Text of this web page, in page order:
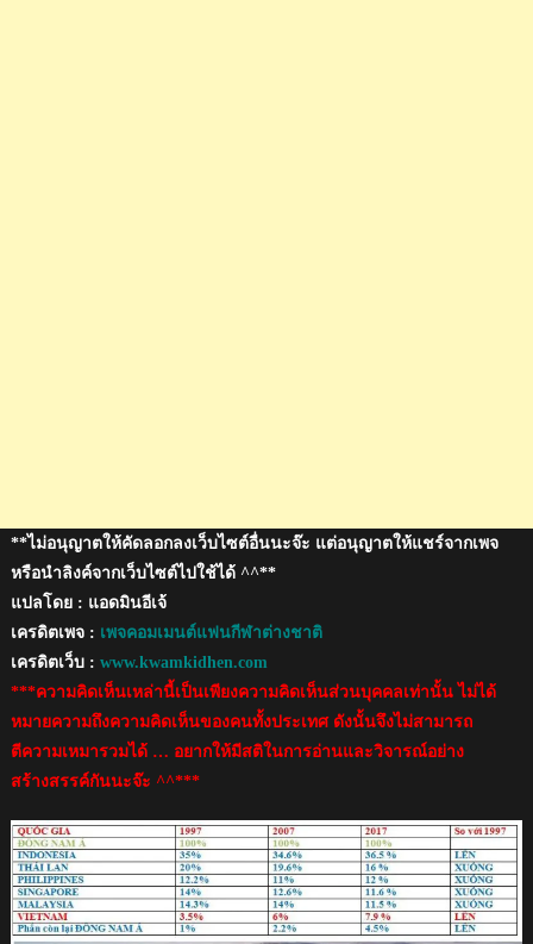
**ไม่อนุญาตให้คัดลอกลงเว็บไซต์อื่นนะจ๊ะ แต่อนุญาตให้แชร์จากเพจ
หรือนำลิงค์จากเว็บไซต์ไปใช้ได้ ^^**
แปลโดย : แอดมินอีเจ้
เครดิตเพจ : เพจคอมเมนต์แฟนกีฬาต่างชาติ
เครดิตเว็บ : www.kwamkidhen.com
***ความคิดเห็นเหล่านี้เป็นเพียงความคิดเห็นส่วนบุคคลเท่านั้น ไม่ได้
หมายความถึงความคิดเห็นของคนทั้งประเทศ ดังนั้นจึงไม่สามารถ
ตีความเหมารวมได้ … อยากให้มีสติในการอ่านและวิจารณ์อย่าง
สร้างสรรค์กันนะจ๊ะ ^^***